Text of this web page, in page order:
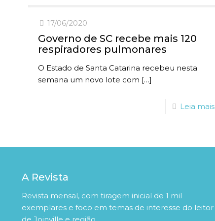
17/06/2020
Governo de SC recebe mais 120
respiradores pulmonares
O Estado de Santa Catarina recebeu nesta
semana um novo lote com […]
Leia mais
A Revista
Revista mensal, com tiragem inicial de 1 mil
exemplares e foco em temas de interesse do leitor